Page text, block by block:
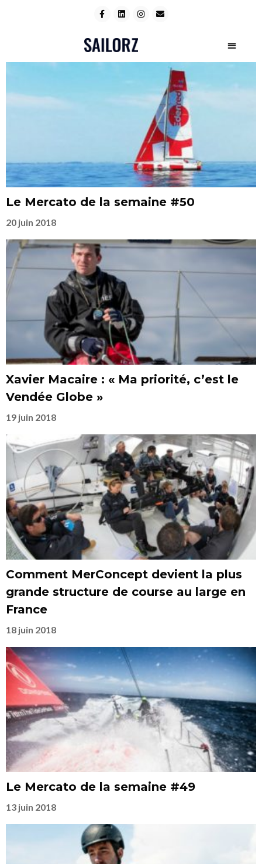
Le Mercato de la semaine #50
20 juin 2018
Xavier Macaire : « Ma priorité, c’est le
Vendée Globe »
19 juin 2018
Comment MerConcept devient la plus
grande structure de course au large en
France
18 juin 2018
Le Mercato de la semaine #49
13 juin 2018